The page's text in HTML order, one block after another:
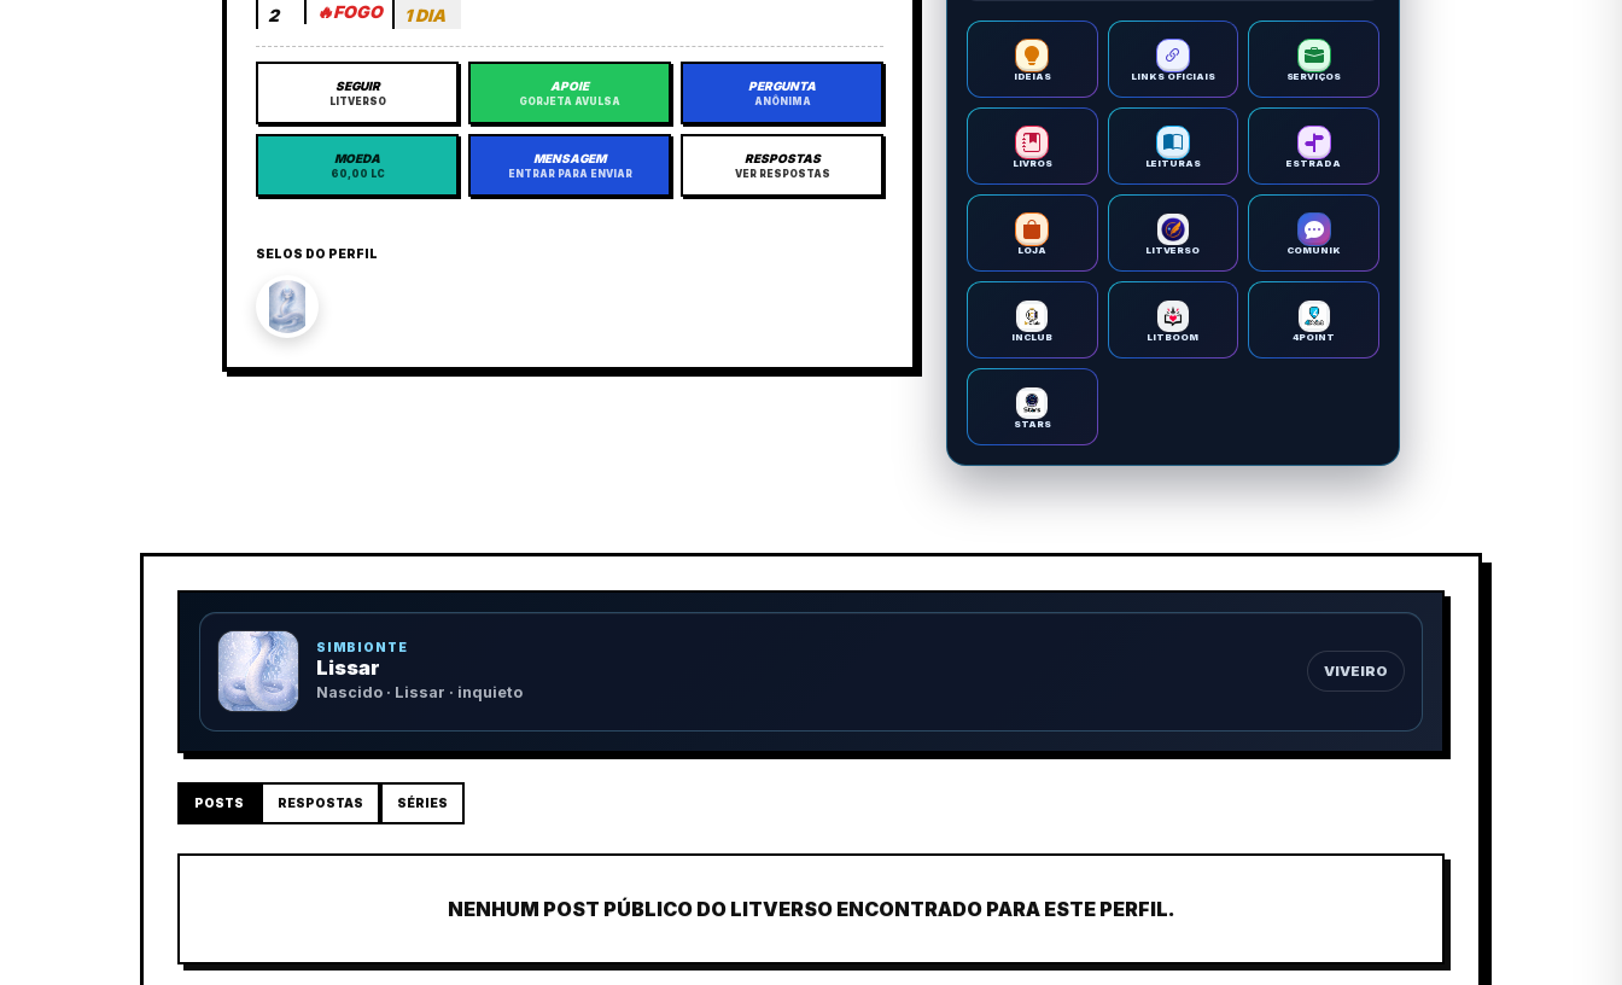
2 🔥FOGO 1 DIA
SEGUIR
LITVERSO
APOIE
GORJETA AVULSA
PERGUNTA
ANÔNIMA
MOEDA
60,00 LC
MENSAGEM
ENTRAR PARA ENVIAR
RESPOSTAS
VER RESPOSTAS
SELOS DO PERFIL
IDEIAS LINKS OFICIAIS SERVIÇOS
LIVROS LEITURAS ESTRADA
LOJA LITVERSO COMUNIK
INCLUB LITBOOM 4POINT
STARS
SIMBIONTE
Lissar
Nascido · Lissar · inquieto
VIVEIRO
POSTS RESPOSTAS SÉRIES
NENHUM POST PÚBLICO DO LITVERSO ENCONTRADO PARA ESTE PERFIL.